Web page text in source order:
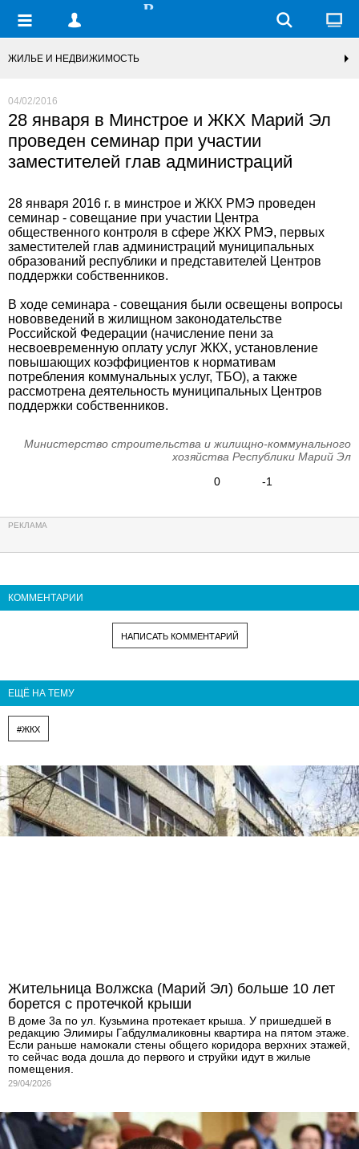
ЖИЛЬЕ И НЕДВИЖИМОСТЬ
04/02/2016
28 января в Минстрое и ЖКХ Марий Эл
проведен семинар при участии
заместителей глав администраций
28 января 2016 г. в минстрое и ЖКХ РМЭ проведен
семинар - совещание при участии Центра
общественного контроля в сфере ЖКХ РМЭ, первых
заместителей глав администраций муниципальных
образований республики и представителей Центров
поддержки собственников.
В ходе семинара - совещания были освещены вопросы
нововведений в жилищном законодательстве
Российской Федерации (начисление пени за
несвоевременную оплату услуг ЖКХ, установление
повышающих коэффициентов к нормативам
потребления коммунальных услуг, ТБО), а также
рассмотрена деятельность муниципальных Центров
поддержки собственников.
Министерство строительства и жилищно-коммунального
хозяйства Республики Марий Эл
0
-1
КОММЕНТАРИИ
НАПИСАТЬ КОММЕНТАРИЙ
ЕЩЁ НА ТЕМУ
#ЖКХ
Жительница Волжска (Марий Эл) больше 10 лет
борется с протечкой крыши
В доме 3а по ул. Кузьмина протекает крыша. У пришедшей в
редакцию Элимиры Габдулмаликовны квартира на пятом этаже.
Если раньше намокали стены общего коридора верхних этажей,
то сейчас вода дошла до первого и струйки идут в жилые
помещения.
29/04/2026